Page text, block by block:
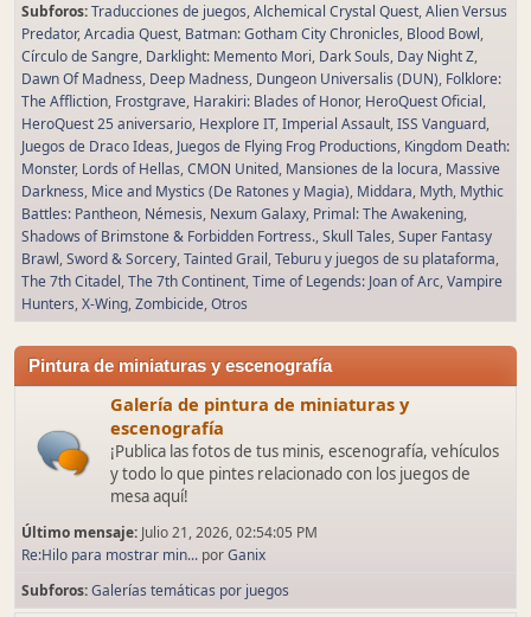
Subforos Traducciones de juegos Alchemical Crystal Quest Alien Versus
Predator Arcadia Quest Batman: Gotham City Chronicles Blood Bowl
Círculo de Sangre Darklight: Memento Mori Dark Souls Day Night Z
Dawn Of Madness Deep Madness Dungeon Universalis (DUN) Folklore:
The Affliction Frostgrave Harakiri: Blades of Honor HeroQuest Oficial
HeroQuest 25 aniversario Hexplore IT Imperial Assault ISS Vanguard
Juegos de Draco Ideas Juegos de Flying Frog Productions Kingdom Death:
Monster Lords of Hellas CMON United Mansiones de la locura Massive
Darkness Mice and Mystics (De Ratones y Magia) Middara Myth Mythic
Battles: Pantheon Némesis Nexum Galaxy Primal: The Awakening
Shadows of Brimstone & Forbidden Fortress. Skull Tales Super Fantasy
Brawl Sword & Sorcery Tainted Grail Teburu y juegos de su plataforma
The 7th Citadel The 7th Continent Time of Legends: Joan of Arc Vampire
Hunters X-Wing Zombicide Otros
Pintura de miniaturas y escenografía
Galería de pintura de miniaturas y
escenografía
¡Publica las fotos de tus minis, escenografía, vehículos
y todo lo que pintes relacionado con los juegos de
mesa aquí!
Último mensaje: Julio 21, 2026, 02:54:05 PM
Re:Hilo para mostrar min... porGanix
Subforos Galerías temáticas por juegos